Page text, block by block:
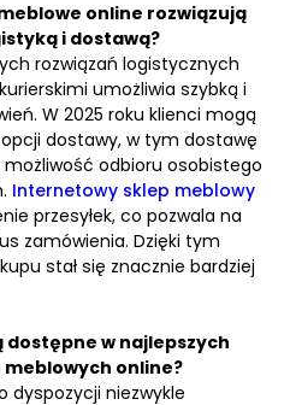
online rozwiązują
i dostawą?
rozwiązań logistycznych
umożliwia szybką i
W 2025 roku klienci mogą
dostawy, w tym dostawę
odbioru osobistego
Internetowy sklep meblowy
przesyłek, co pozwala na
zamówienia. Dzięki tym
stał się znacznie bardziej
dostępne w najlepszych
online?
dyspozycji niezwykle